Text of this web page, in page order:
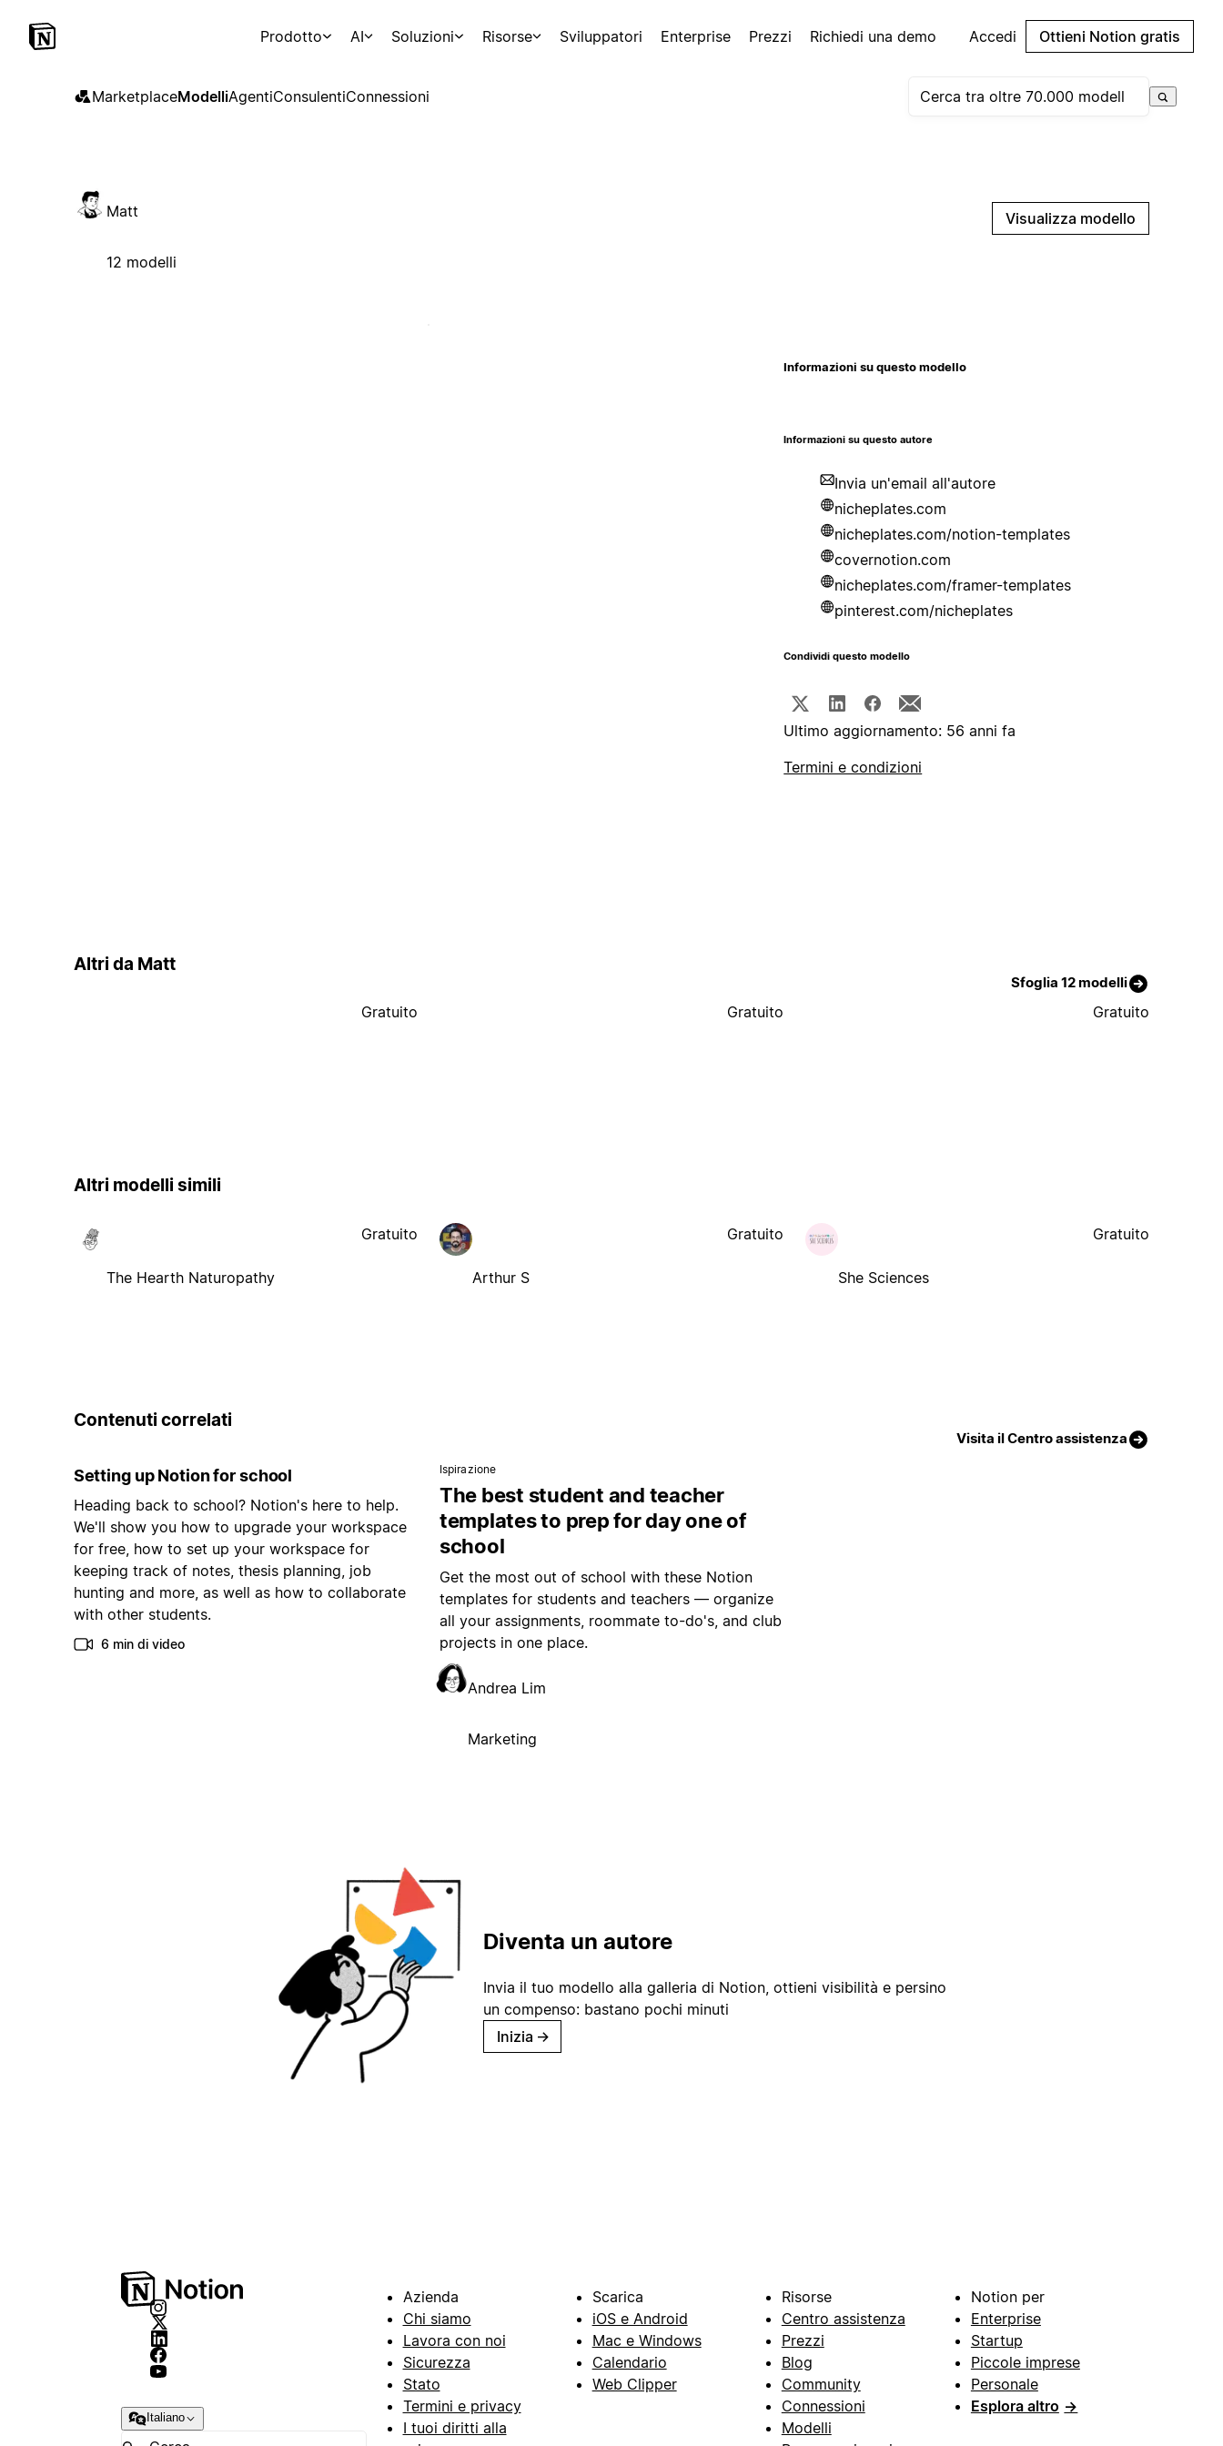
Prodotto AI Soluzioni Risorse Sviluppatori Enterprise Prezzi Richiedi una demo Accedi Ottieni Notion gratis
MarketplaceModelliAgentiConsulentiConnessioni
Matt
12 modelli
Visualizza modello
Informazioni su questo modello
Informazioni su questo autore
Invia un'email all'autore
nicheplates.com
nicheplates.com/notion-templates
covernotion.com
nicheplates.com/framer-templates
pinterest.com/nicheplates
Condividi questo modello
Ultimo aggiornamento: 56 anni fa
Termini e condizioni
Altri da Matt
Sfoglia 12 modelli
Gratuito Gratuito Gratuito
Altri modelli simili
The Hearth Naturopathy
Gratuito
Arthur S
Gratuito
She Sciences
Gratuito
Contenuti correlati
Visita il Centro assistenza
Setting up Notion for school
Heading back to school? Notion's here to help.
We'll show you how to upgrade your workspace
for free, how to set up your workspace for
keeping track of notes, thesis planning, job
hunting and more, as well as how to collaborate
with other students.
6 min di video
Ispirazione
The best student and teacher
templates to prep for day one of
school
Get the most out of school with these Notion
templates for students and teachers — organize
all your assignments, roommate to-do's, and club
projects in one place.
Andrea Lim
Marketing
Diventa un autore
Invia il tuo modello alla galleria di Notion, ottieni visibilità e persino
un compenso: bastano pochi minuti
Inizia →
Italiano
Azienda
Chi siamo
Lavora con noi
Sicurezza
Stato
Termini e privacy
I tuoi diritti alla
Scarica
iOS e Android
Mac e Windows
Calendario
Web Clipper
Risorse
Centro assistenza
Prezzi
Blog
Community
Connessioni
Modelli
Notion per
Enterprise
Startup
Piccole imprese
Personale
Esplora altro →